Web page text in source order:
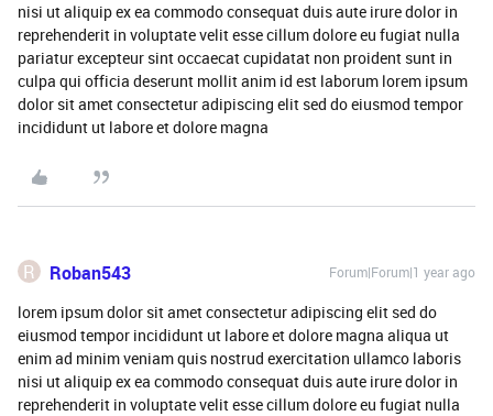
nisi ut aliquip ex ea commodo consequat duis aute irure dolor in
reprehenderit in voluptate velit esse cillum dolore eu fugiat nulla
pariatur excepteur sint occaecat cupidatat non proident sunt in
culpa qui officia deserunt mollit anim id est laborum lorem ipsum
dolor sit amet consectetur adipiscing elit sed do eiusmod tempor
incididunt ut labore et dolore magna
R Roban543 Forum|Forum|1 year ago
lorem ipsum dolor sit amet consectetur adipiscing elit sed do
eiusmod tempor incididunt ut labore et dolore magna aliqua ut
enim ad minim veniam quis nostrud exercitation ullamco laboris
nisi ut aliquip ex ea commodo consequat duis aute irure dolor in
reprehenderit in voluptate velit esse cillum dolore eu fugiat nulla